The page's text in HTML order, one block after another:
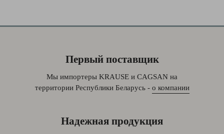
Первый поставщик
Мы импортеры KRAUSE и CAGSAN на
территории Республики Беларусь - о компании
Надежная продукция